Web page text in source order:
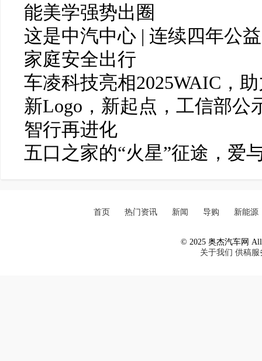
能美学强势出圈
这是中汽中心 | 连续四年公
家庭安全出行
车凌科技亮相2025WAIC，
新Logo，新起点，工信部公
智行再进化
五口之家的“火星”征途，爱
首页 热门资讯 新闻 导购 新能源
© 2025 奥杰汽车网 All
关于我们 供稿服